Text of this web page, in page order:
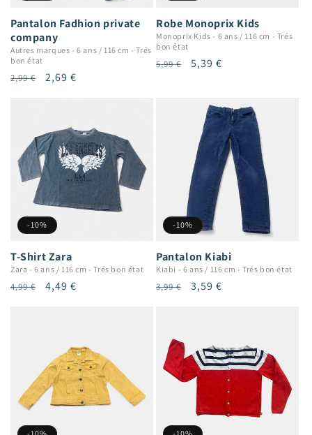
Pantalon Fadhion private
company
Autres marques -6 ans / 116 cm -Trés
bon état
Prix
2,99 €
Prix
2,69 €
Robe Monoprix Kids
Monoprix Kids - 6 ans / 116 cm - Trés
bon état
Prix
5,99 €
Prix
5,39 €
-10%
T-Shirt Zara
Zara -6 ans / 116 cm -Trés bon état
Prix
4,99 €
Prix
4,49 €
-10%
Pantalon Kiabi
Kiabi - 6 ans / 116 cm -Trés bon état
Prix
3,99 €
Prix
3,59 €